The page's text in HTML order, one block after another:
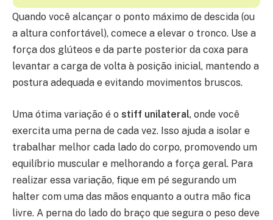
Quando você alcançar o ponto máximo de descida (ou
a altura confortável), comece a elevar o tronco. Use a
força dos glúteos e da parte posterior da coxa para
levantar a carga de volta à posição inicial, mantendo a
postura adequada e evitando movimentos bruscos.
Uma ótima variação é o stiff unilateral, onde você
exercita uma perna de cada vez. Isso ajuda a isolar e
trabalhar melhor cada lado do corpo, promovendo um
equilíbrio muscular e melhorando a força geral. Para
realizar essa variação, fique em pé segurando um
halter com uma das mãos enquanto a outra mão fica
livre. A perna do lado do braço que segura o peso deve